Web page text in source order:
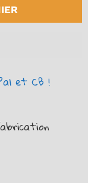
et CB !